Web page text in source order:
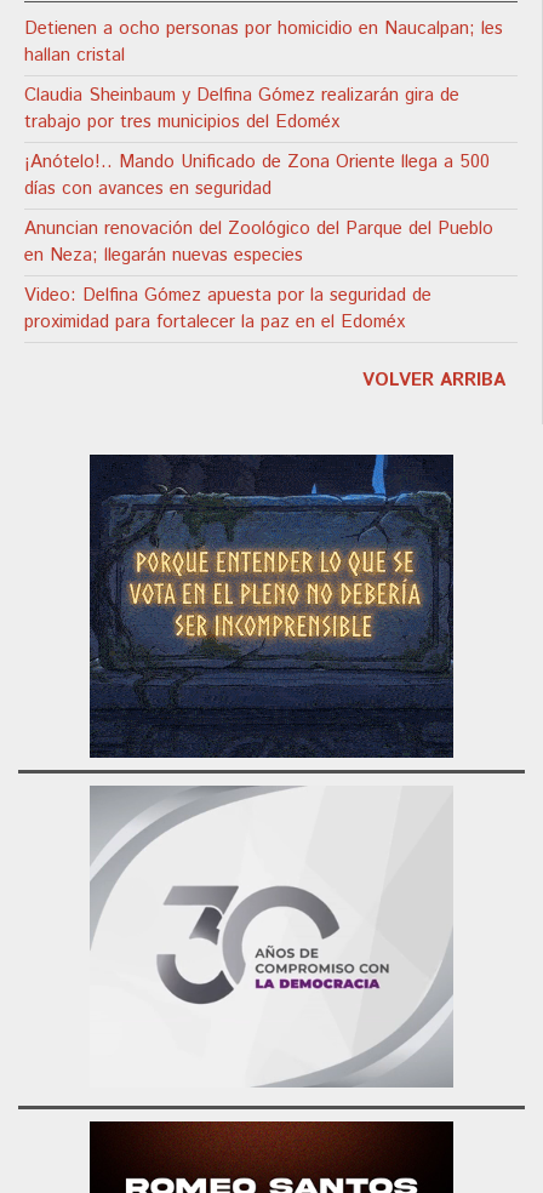
Detienen a ocho personas por homicidio en Naucalpan; les
hallan cristal
Claudia Sheinbaum y Delfina Gómez realizarán gira de
trabajo por tres municipios del Edoméx
¡Anótelo!.. Mando Unificado de Zona Oriente llega a 500
días con avances en seguridad
Anuncian renovación del Zoológico del Parque del Pueblo
en Neza; llegarán nuevas especies
Video: Delfina Gómez apuesta por la seguridad de
proximidad para fortalecer la paz en el Edoméx
VOLVER ARRIBA